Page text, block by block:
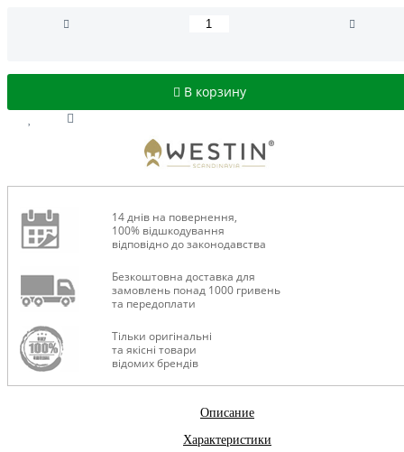
В корзину
14 днів на повернення,
100% відшкодування
відповідно до законодавства
Безкоштовна доставка для
замовлень понад 1000 гривень
та передоплати
Тільки оригінальні
та якісні товари
відомих брендів
Описание
Характеристики